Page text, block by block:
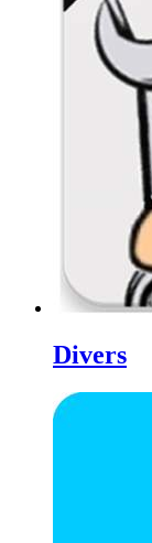
Divers